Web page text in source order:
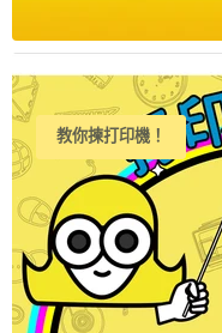
教你揀打印機！